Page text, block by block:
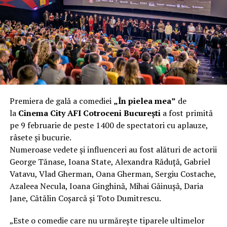
încât nu a mai putut fi pliat. Proprietarul l-a aruncat la
fier vechi a doua zi. Asta ca să fie clar de la început: nu
vorbim despre preferințe estetice, ci despre
funcționalitate reală.
Aluminiul, pe scurt: ușor,
rezistent la coroziune, dar cu
nuanțe
Aluminiul e materialul care apare primul în conversație
când cineva caută un pavilion ușor. Și pe bună dreptate.
Densitatea aluminiului e de aproximativ 2,7 g/cm³, față
de circa 7,8 g/cm³ pentru oțel. Practic, la un volum
identic, aluminiul cântărește cam o treime din greutatea
oțelului. Pentru oricine transportă, montează și
demontează frecvent o structură, diferența asta se
simte enorm.
Premiera de gală a comediei „În pielea mea” de
la Cinema City AFI Cotroceni Bucureștia fost primită
pe 9 februarie de peste 1400 de spectatori cu aplauze,
râsete și bucurie.
Numeroase vedete și influenceri au fost alături de actorii
George Tănase, Ioana State, Alexandra Răduță, Gabriel
Vatavu, Vlad Gherman, Oana Gherman, Sergiu Costache,
Azaleea Necula, Ioana Ginghină, Mihai Găinușă, Daria
Jane, Cătălin Coșarcă și Toto Dumitrescu.
„Este o comedie care nu urmărește tiparele ultimelor